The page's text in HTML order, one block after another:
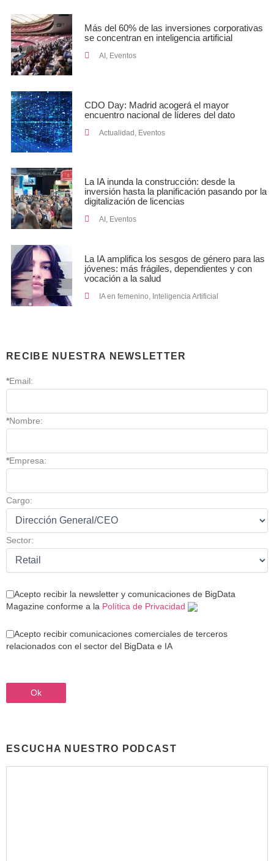
Más del 60% de las inversiones corporativas
se concentran en inteligencia artificial
AI, Eventos
CDO Day: Madrid acogerá el mayor
encuentro nacional de líderes del dato
Actualidad Eventos
La IA inunda la construcción: desde la
inversión hasta la planificación pasando por la
digitalización de licencias
AI , Eventos
La IA amplifica los sesgos de género para las
jóvenes: más frágiles, dependientes y con
vocación a la salud
IA en femenino, Inteligencia Artificial
RECIBE NUESTRA NEWSLETTER
*Email:
*Nombre:
*Empresa:
Cargo:
Sector:
Acepto recibir la newsletter y comunicaciones de BigData
Magazine conforme a la Política de Privacidad
Acepto recibir comunicaciones comerciales de terceros
relacionados con el sector del BigData e IA
ESCUCHA NUESTRO PODCAST